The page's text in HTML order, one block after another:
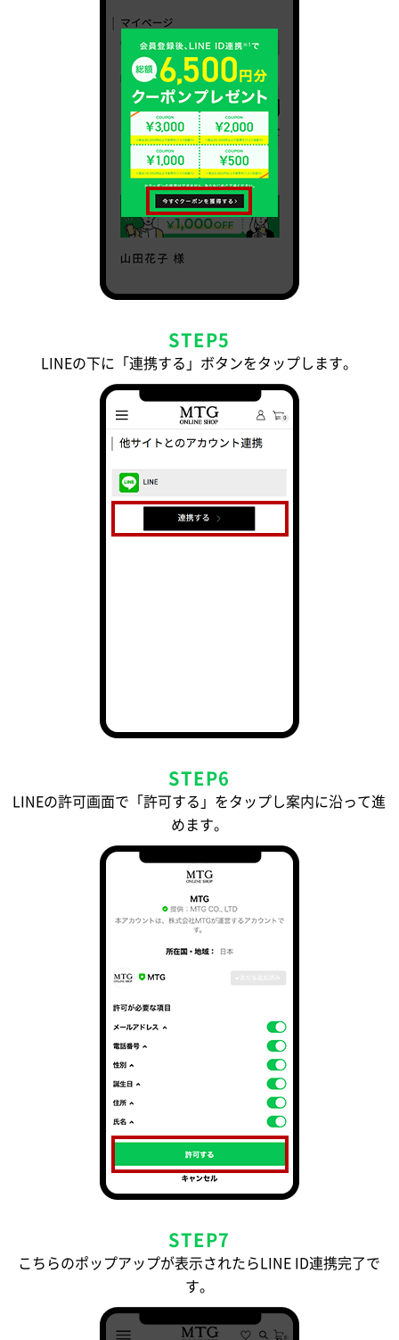
STEP5
LINEの下に「連携する」ボタンをタップします。
STEP6
LINEの許可画面で「許可する」をタップし案内に沿って進
めます。
STEP7
こちらのポップアップが表示されたらLINE ID連携完了で
す。